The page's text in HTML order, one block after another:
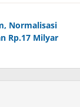
Normalisasi
Rp.17 Milyar